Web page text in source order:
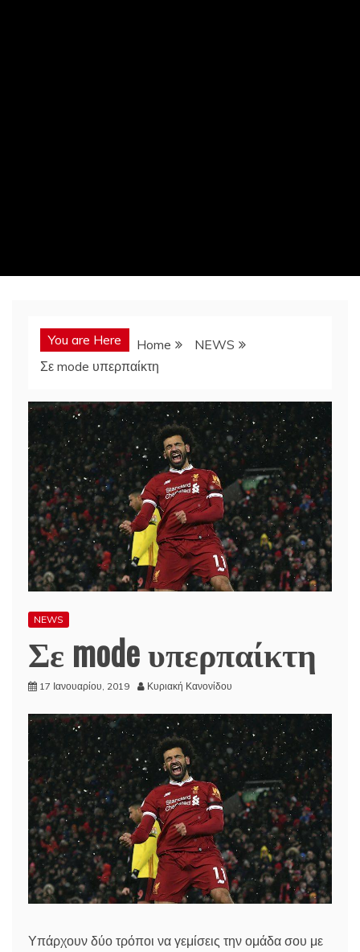
You are Here Home
NEWS
Σε mode υπερπαίκτη
NEWS
Σε mode υπερπαίκτη
17 Ιανουαρίου, 2019 Κυριακή Κανονίδου
Υπάρχουν δύο τρόποι να γεμίσεις την ομάδα σου με